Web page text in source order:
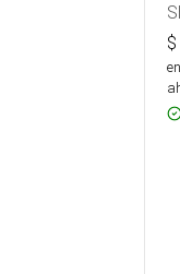
$
en